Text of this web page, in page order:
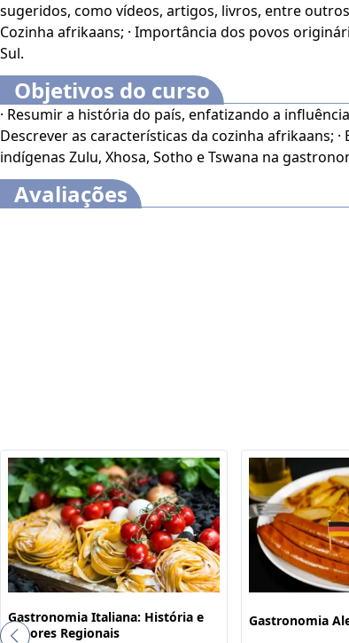
O cursoCulinária Sul-Africana: Características e
de gastronomia, história, antropologia, e áreas
entusiastas da culinária e todos aqueles
conhecimentos sobre a culinária sul-africana. Seja
profissional experiente, este curso oferece
aplicados em diversas áreas de atuação.
Este curso dispõe dos seguintes recursos de
contraste, aumento de fonte e tradução
de Sinais (Libras). Para ativar esses recursos,
sugeridos, como vídeos, artigos, livros, entre outros. · Breve história da África do Sul;
Cozinha afrikaans; · Importância dos povos
Sul.
Objetivos do curso
· Resumir a história do país, enfatizando a
Descrever as características da cozinha afrikaans;
indígenas Zulu, Xhosa, Sotho e Tswana na
Avaliações
Gastronomia Italiana: História e
Sabores Regionais
Gastronomia